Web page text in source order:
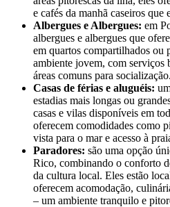
e cafés da manhã caseiros que
Albergues e Albergues: em
albergues e albergues que
em quartos compartilhados ou
ambiente jovem, com
áreas comuns para socialização.
Casas de férias e aluguéis:
estadias mais longas ou
casas e vilas disponíveis em
oferecem comodidades como
vista para o mar e acesso à
Paradores: são uma opção
Rico, combinando o conforto
da cultura local. Eles estão
oferecem acomodação,
– um ambiente tranquilo e